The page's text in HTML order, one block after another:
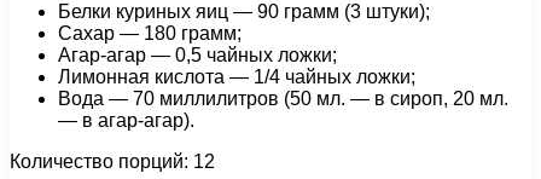
Белки куриных яиц — 90 грамм (3 штуки);
Сахар — 180 грамм;
Агар-агар — 0,5 чайных ложки;
Лимонная кислота — 1/4 чайных ложки;
Вода — 70 миллилитров (50 мл. — в сироп, 20 мл.
— в агар-агар).
Количество порций: 12